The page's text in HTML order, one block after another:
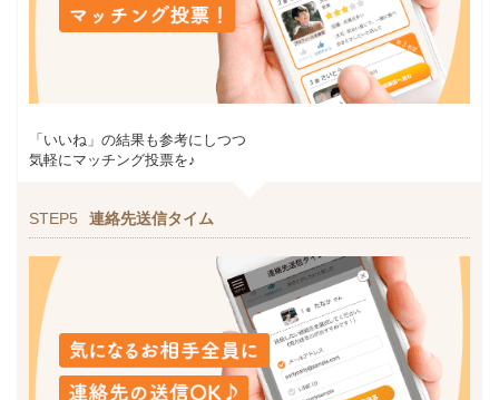
「いいね」の結果も参考にしつつ
気軽にマッチング投票を♪
STEP5 連絡先送信タイム